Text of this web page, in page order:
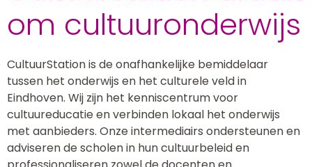
om cultuuronderwijs
CultuurStation is de onafhankelijke bemiddelaar
tussen het onderwijs en het culturele veld in
Eindhoven. Wij zijn het kenniscentrum voor
cultuureducatie en verbinden lokaal het onderwijs
met aanbieders. Onze intermediairs ondersteunen en
adviseren de scholen in hun cultuurbeleid en